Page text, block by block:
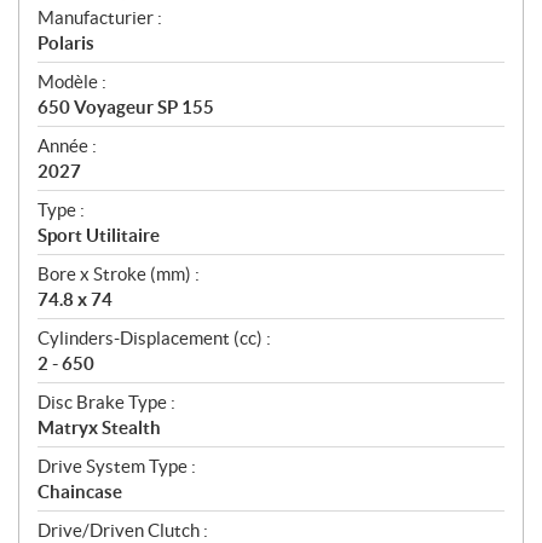
S
p
é
c
i
f
i
c
a
t
i
o
n
s
Manufacturier :
Polaris
Modèle :
650 Voyageur SP 155
Année :
2027
Type :
Sport Utilitaire
Bore x Stroke (mm) :
74.8 x 74
Cylinders-Displacement (cc) :
2 - 650
Disc Brake Type :
Matryx Stealth
Drive System Type :
Chaincase
Drive/Driven Clutch :